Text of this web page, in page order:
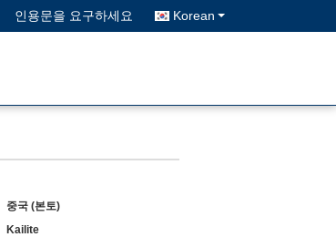
인용문을 요구하세요 Korean
중국 (본토)
Kailite